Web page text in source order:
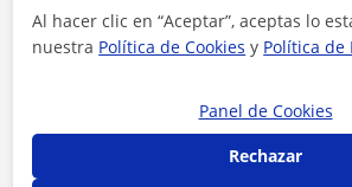
Profesor Voluntario
Javier es voluntario en TusClases
Al hacer clic en “Aceptar”, aceptas lo
nuestra Política de Cookies y Política de
Panel de Cookies
Rechazar